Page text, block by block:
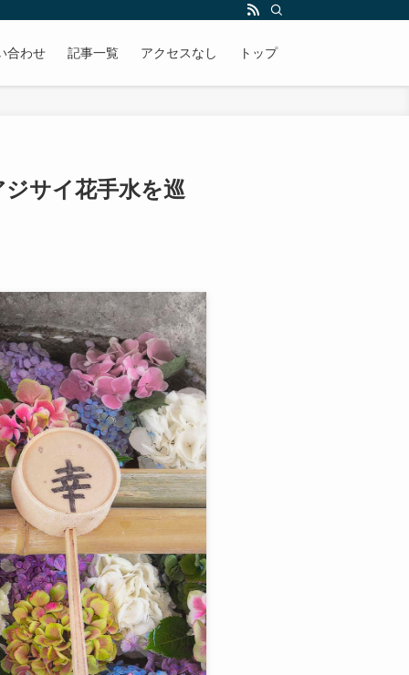
合わせ 記事一覧 アクセスなし トップ
サイ花手水を巡